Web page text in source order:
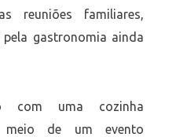
reuniões familiares,
gastronomia ainda
com uma cozinha
de um evento